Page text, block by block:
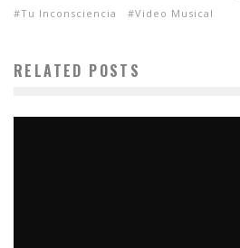
Tu Inconsciencia
Video Musical
RELATED POSTS